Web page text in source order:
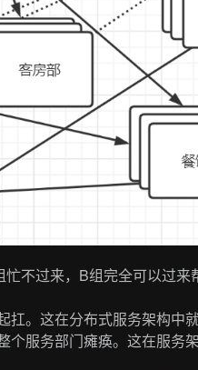
不过来，B组完全可以过
。这在分布式服务架构中
个服务部门瘫痪。这在服务